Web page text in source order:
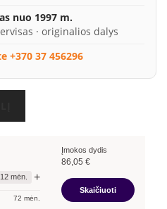
nuo 1997 m.
· originalios dalys
+370 37 456296
12 mėn. +
72 mėn.
Įmokos dydis
86,05 €
Skaičiuoti